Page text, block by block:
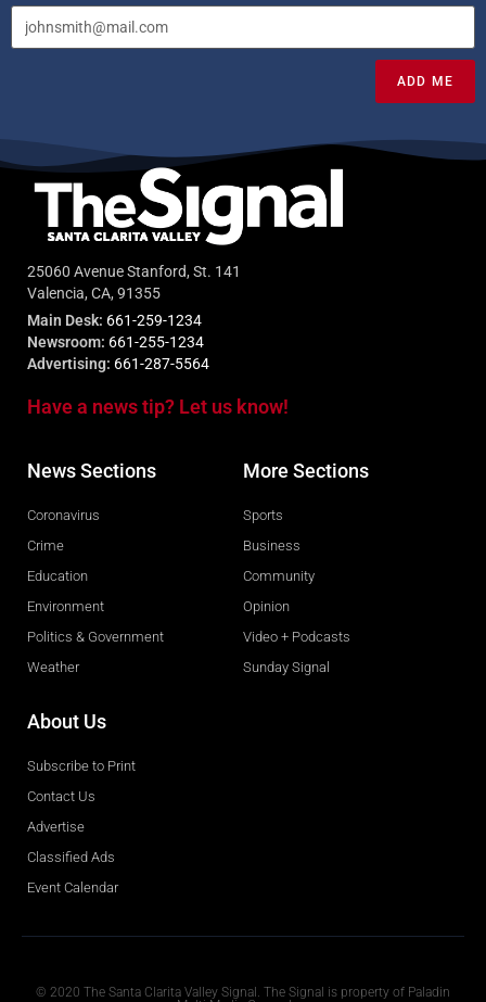
ADD ME
25060 Avenue Stanford, St. 141
Valencia, CA, 91355
Main Desk: 661-259-1234
Newsroom: 661-255-1234
Advertising: 661-287-5564
Have a news tip? Let us know!
News Sections
Coronavirus
Crime
Education
Environment
Politics & Government
Weather
More Sections
Sports
Business
Community
Opinion
Video + Podcasts
Sunday Signal
About Us
Subscribe to Print
Contact Us
Advertise
Classified Ads
Event Calendar
© 2020 The Santa Clarita Valley Signal. The Signal is property of Paladin